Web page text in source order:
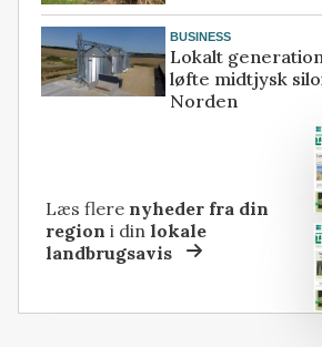
BUSINESS
Lokalt
løfte midtjysk
Norden
Læs flere nyheder fra din
region i dinlokale
landbrugsavis